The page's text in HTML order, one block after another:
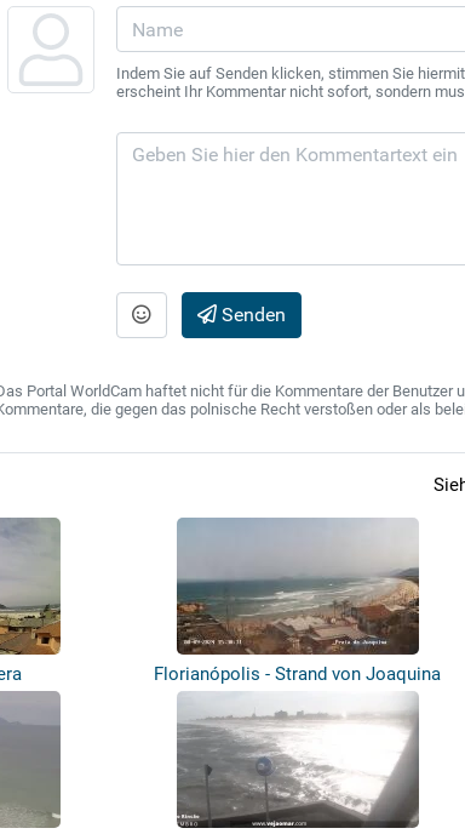
Indem Sie auf Senden klicken, stimmen Sie
erscheint Ihr Kommentar nicht sofort, sondern
Senden
Portal WorldCam haftet nicht für die Kommentare der Benutzer
die gegen das polnische Recht verstoßen oder als
Florianópolis - Strand von Joaquina